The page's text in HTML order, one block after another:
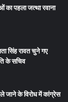
पहला जत्था रवाना
सिंह रावत चुने गए
के सचिव
जाने के विरोध में कांग्रेस